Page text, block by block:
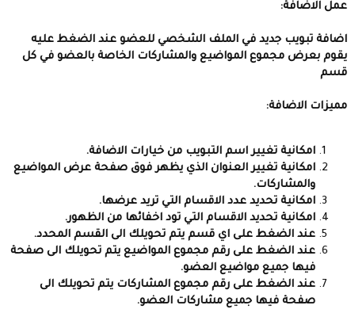
عمل اﻻضافة:
اضافة تبويب جديد في الملف الشخصي للعضو عند الضغط عليه
يقوم بعرض مجموع المواضيع والمشاركات الخاصة بالعضو في كل
قسم
مميزات اﻻضافة:
امكانية تغيير اسم التبويب من خيارات اﻻضافة.
امكانية تغيير العنوان الذي يظهر فوق صفحة عرض المواضيع
والمشاركات.
امكانية تحديد عدد اﻻقسام التي تريد عرضها.
امكانية تحديد اﻻقسام التي تود اخفائها من الظهور.
عند الضغط على اي قسم يتم تحويلك الى القسم المحدد.
عند الضغط على رقم مجموع المواضيع يتم تحويلك الى صفحة
فيها جميع مواضيع العضو.
عند الضغط على رقم مجموع المشاركات يتم تحويلك الى
صفحة فيها جميع مشاركات العضو.